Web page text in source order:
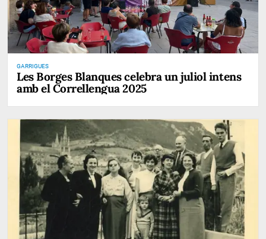
GARRIGUES
Les Borges Blanques celebra un juliol intens
amb el Correllengua 2025